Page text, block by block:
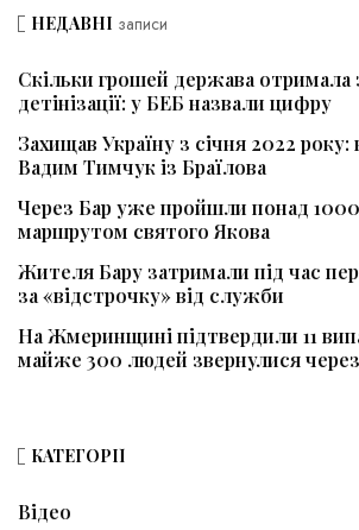
НЕДАВНІ записи
Скільки грошей держава отримала
детінізації: у БЕБ назвали цифру
Захищав Україну з січня 2022 року:
Вадим Тимчук із Браїлова
Через Бар уже пройшли понад 1000
маршрутом святого Якова
Жителя Бару затримали під час
за «відстрочку» від служби
На Жмеринщині підтвердили 11
майже 300 людей звернулися
КАТЕГОРІЇ
Відео